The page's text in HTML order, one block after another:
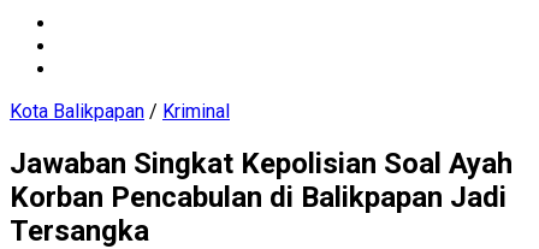
Kota Balikpapan / Kriminal
Jawaban Singkat Kepolisian Soal Ayah
Korban Pencabulan di Balikpapan Jadi
Tersangka